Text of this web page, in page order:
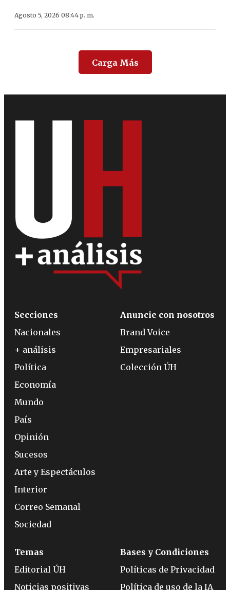
Agosto 5, 2026 08:44 p. m.
Carga Más
Secciones
Nacionales
+ análisis
Política
Economía
Mundo
País
Opinión
Sucesos
Arte y Espectáculos
Interior
Correo Semanal
Sociedad
Anuncie con nosotros
Brand Voice
Empresariales
Colección ÚH
Temas
Editorial ÚH
Noticias positivas
Bases y Condiciones
Políticas de Privacidad
Política de uso de la IA